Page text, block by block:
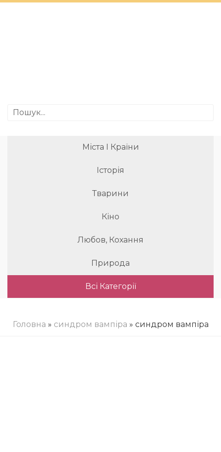
Міста І Країни
Історія
Тварини
Кіно
Любов, Кохання
Природа
Всі Категорії
Головна » синдром вампіра » синдром вампіра